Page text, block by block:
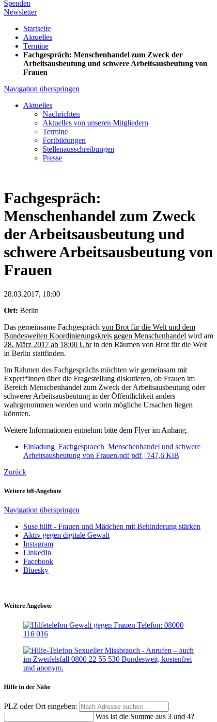
Spenden
Newsletter
Startseite
Aktuelles
Termine
Fachgespräch: Menschenhandel zum Zweck der
Arbeitsausbeutung und schwere Arbeitsausbeutung von
Frauen
Navigation überspringen
Aktuelles
Nachrichten
Aktuelles von unseren Mitgliedern
Termine
Fortbildungen
Stellenausschreibungen
Presse
Fachgespräch:
Menschenhandel zum Zweck
der Arbeitsausbeutung und
schwere Arbeitsausbeutung von
Frauen
28.03.2017, 18:00
Ort: Berlin
Das gemeinsame Fachgespräch von Brot für die Welt und dem
Bundesweiten Koordinierungskreis gegen Menschenhandel wird am
28. März 2017 ab 18:00 Uhrin den Räumen von Brot für die Welt
in Berlin stattfinden.
Im Rahmen des Fachgesprächs möchten wir gemeinsam mit
Expert*innen über die Fragestellung diskutieren, ob Frauen im
Bereich Menschenhandel zum Zweck der Arbeitsausbeutung oder
schwerer Arbeitsausbeutung in der Öffentlichkeit anders
wahrgenommen werden und worin mögliche Ursachen liegen
könnten.
Weitere Informationen entnehmt bitte dem Flyer im Anhang.
Einladung_Fachgespraech_Menschenhandel und schwere
Arbeitsausbeutung von Frauen.pdfpdf| 747,6 KiB
Zurück
Weitere bff-Angebote
Navigation überspringen
Suse hilft - Frauen und Mädchen mit Behinderung stärken
Aktiv gegen digitale Gewalt
Instagram
LinkedIn
Facebook
Bluesky
Weitere Angebote
Hilfe in der Nähe
PLZ oder Ort eingeben:
Was ist die Summe aus 3 und 4?